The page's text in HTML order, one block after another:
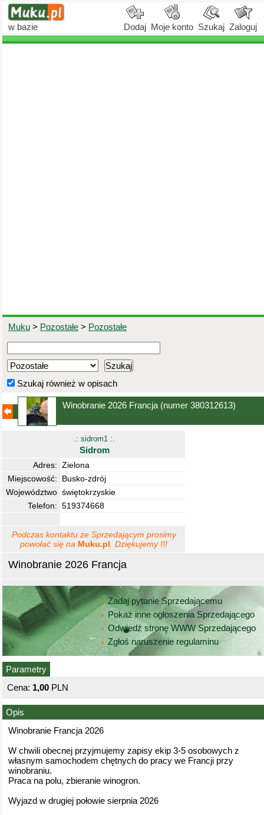
w bazie Dodaj Moje konto Szukaj Zaloguj
Muku > Pozostałe > Pozostałe
Szukaj również w opisach
Winobranie 2026 Francja (numer 380312613)
Winobranie 2026 Francja
Zadaj pytanie Sprzedającemu
Pokaż inne ogłoszenia Sprzedającego
Odwiedź stronę WWW Sprzedającego
Zgłoś naruszenie regulaminu
Parametry
Cena: 1,00 PLN
.: sidrom1 :.
Sidrom
Adres: Zielona
Miejscowość:
Busko-zdrój
Województwo świętokrzyskie
Telefon: 519374668
Podczas kontaktu ze Sprzedającym prosimy
powołać się na Muku.pl . Dziękujemy !!!
Opis
Winobranie Francja 2026
W chwili obecnej przyjmujemy zapisy ekip 3-5 osobowych z
własnym samochodem chętnych do pracy we Francji przy
winobraniu.
Praca na polu, zbieranie winogron.
Wyjazd w drugiej połowie sierpnia 2026